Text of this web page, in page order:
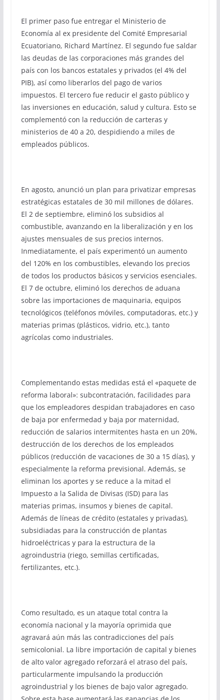
El primer paso fue entregar el Ministerio de
Economía al ex presidente del Comité Empresarial
Ecuatoriano, Richard Martínez. El segundo fue saldar
las deudas de las corporaciones más grandes del
país con los bancos estatales y privados (el 4% del
PIB), así como liberarlos del pago de varios
impuestos. El tercero fue reducir el gasto público y
las inversiones en educación, salud y cultura. Esto se
complementó con la reducción de carteras y
ministerios de 40 a 20, despidiendo a miles de
empleados públicos.
En agosto, anunció un plan para privatizar empresas
estratégicas estatales de 30 mil millones de dólares.
El 2 de septiembre, eliminó los subsidios al
combustible, avanzando en la liberalización y en los
ajustes mensuales de sus precios internos.
Inmediatamente, el país experimentó un aumento
del 120% en los combustibles, elevando los precios
de todos los productos básicos y servicios esenciales.
El 7 de octubre, eliminó los derechos de aduana
sobre las importaciones de maquinaria, equipos
tecnológicos (teléfonos móviles, computadoras, etc.) y
materias primas (plásticos, vidrio, etc.), tanto
agrícolas como industriales.
Complementando estas medidas está el «paquete de
reforma laboral»: subcontratación, facilidades para
que los empleadores despidan trabajadores en caso
de baja por enfermedad y baja por maternidad,
reducción de salarios intermitentes hasta en un 20%,
destrucción de los derechos de los empleados
públicos (reducción de vacaciones de 30 a 15 días), y
especialmente la reforma previsional. Además, se
eliminan los aportes y se reduce a la mitad el
Impuesto a la Salida de Divisas (ISD) para las
materias primas, insumos y bienes de capital.
Además de líneas de crédito (estatales y privadas),
subsidiadas para la construcción de plantas
hidroeléctricas y para la estructura de la
agroindustria (riego, semillas certificadas,
fertilizantes, etc.).
Como resultado, es un ataque total contra la
economía nacional y la mayoría oprimida que
agravará aún más las contradicciones del país
semicolonial. La libre importación de capital y bienes
de alto valor agregado reforzará el atraso del país,
particularmente impulsando la producción
agroindustrial y los bienes de bajo valor agregado.